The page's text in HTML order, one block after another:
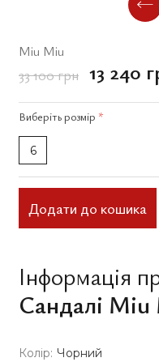
Miu Miu
33 100 грн 13 240
Виберіть розмір *
6
Додати до кошика
Інформація
Сандалі
Колір: Чорний